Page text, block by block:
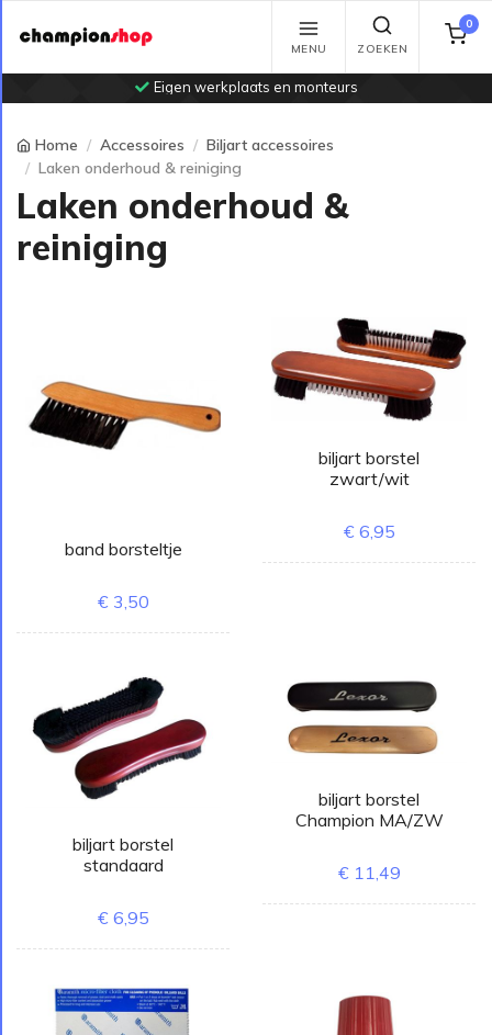
Eigen werkplaats en monteurs
MENU ZOEKEN
0
Home Accessoires
Biljart accessoires
Laken onderhoud & reiniging
Laken onderhoud &
reiniging
band borsteltje
€ 3,50
biljart borstel
zwart/wit
€ 6,95
biljart borstel
standaard
€ 6,95
biljart borstel
Champion MA/ZW
€ 11,49